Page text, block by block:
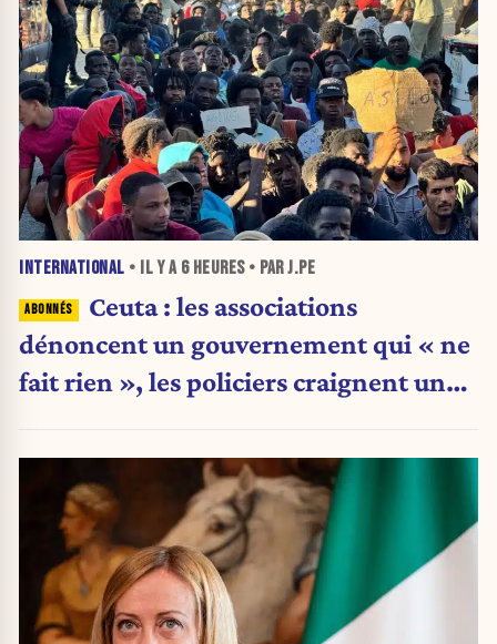
INTERNATIONAL • IL Y A 6 HEURES• PAR J.PE
Ceuta : les associations
dénoncent un gouvernement qui « ne
fait rien », les policiers craignent une